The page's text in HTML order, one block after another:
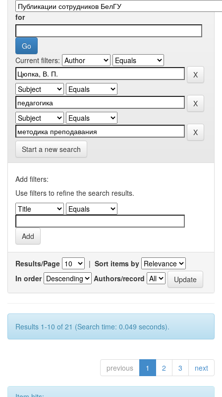
for
Current filters:
Start a new search
Add filters:
Use filters to refine the search results.
Results/Page | Sort items by
In order
Authors/record
Results 1-10 of 21 (Search time: 0.049 seconds).
previous 1 2 3 next